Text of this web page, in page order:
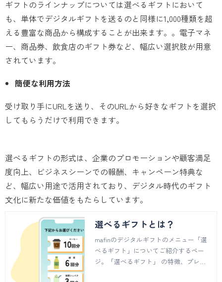
ギフトのラインナップについては選べるギフトにおいて
も、単体でデジタルギフトを送るのと同様に1,000種類を超
える豊富な商品から構成することが出来ます。。電子マネ
ー、商品券、飲食店のギフト券など、幅広い選択肢が用意
されています。
簡便な利用方法
受け取り手にURLを送り、そのURLから好きなギフトを選択
してもらうだけで利用できます。
選べるギフトの形式は、企業のプロモーションや顧客満足
度向上、ビジネスシーンでの報酬、キャンペーン特典な
ど、幅広い用途で活用されており、デジタル時代のギフト
文化に新たな価値をもたらしています。
選べるギフトとは？
mafinのデジタルギフトのメニュー「選
べるギフト」についてご紹介するペー
ジ。「選べるギフト」 の特徴、プレゼ